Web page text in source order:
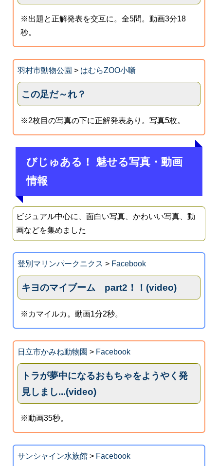
※出題と正解発表を交互に。全5問。動画3分18
秒。
羽村市動物公園 > はむらZOO小噺
この足だ～れ？
※2枚目の写真の下に正解発表あり。写真5枚。
びじゅある！ 魅せる写真・動画
情報
ビジュアル中心に、面白い写真、かわいい写真、動
画などを集めました
登別マリンパークニクス > Facebook
キヨのマイブーム part2！！(video)
※カマイルカ。動画1分2秒。
日立市かみね動物園 > Facebook
トラが夢中になるおもちゃをようやく発
見しまし...(video)
※動画35秒。
サンシャイン水族館> Facebook